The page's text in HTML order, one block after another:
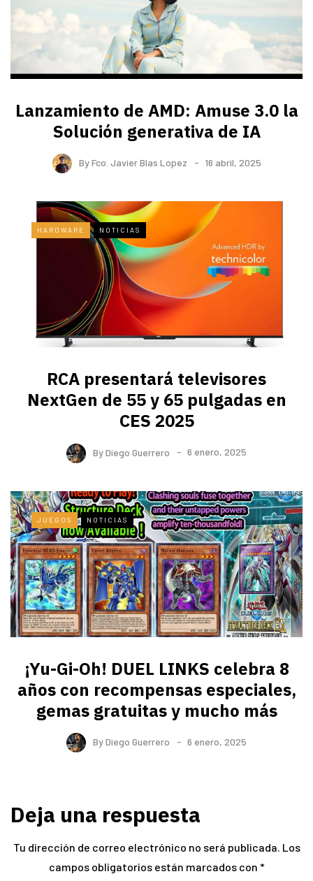
Lanzamiento de AMD: Amuse 3.0 la
Solución generativa de IA
ByFco. Javier Blas Lopez 16 abril, 2025
HARDWARE NOTICIAS
RCA presentará televisores
NextGen de 55 y 65 pulgadas en
CES 2025
ByDiego Guerrero 6 enero, 2025
JUEGOS NOTICIAS
¡Yu-Gi-Oh! DUEL LINKS celebra 8
años con recompensas especiales,
gemas gratuitas y mucho más
ByDiego Guerrero 6 enero, 2025
Deja una respuesta
Tu dirección de correo electrónico no será publicada. Los
campos obligatorios están marcados con *